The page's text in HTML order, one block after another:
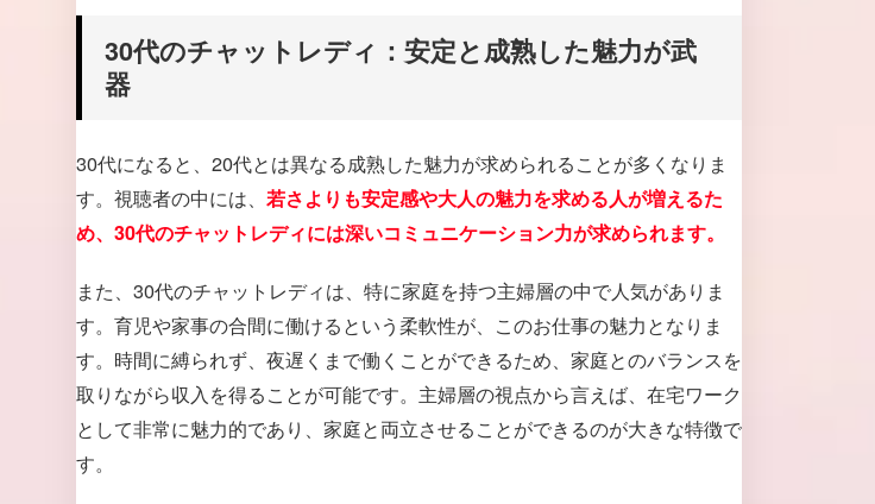
30代のチャットレディ：安定と成熟した魅力が武
器
30代になると、20代とは異なる成熟した魅力が求められることが多くなりま
す。視聴者の中には、 若さよりも安定感や大人の魅力を求める人が増えるた
め、30代のチャットレディには深いコミュニケーション力が求められます。
また、30代のチャットレディは、特に家庭を持つ主婦層の中で人気がありま
す。育児や家事の合間に働けるという柔軟性が、このお仕事の魅力となりま
す。時間に縛られず、夜遅くまで働くことができるため、家庭とのバランスを
取りながら収入を得ることが可能です。主婦層の視点から言えば、在宅ワーク
として非常に魅力的であり、家庭と両立させることができるのが大きな特徴で
す。